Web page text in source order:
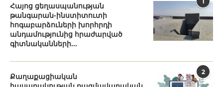
Հայոց ցեղասպանության
թանգարան-ինստիտուտի
հոգաբարձուների խորհրդի
անդամությունից հրաժարված
գիտնականների...
2
Քաղաքացիական